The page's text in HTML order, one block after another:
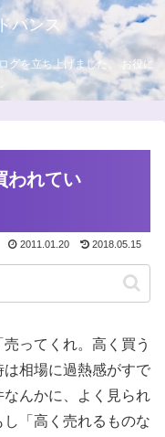
グを立ち上げました。 お役に
われてい
2011.01.20 2018.05.15
ってくれ。高く買う
相場に過熱感がすで
んかに、よく見られ
「高く売れるものな